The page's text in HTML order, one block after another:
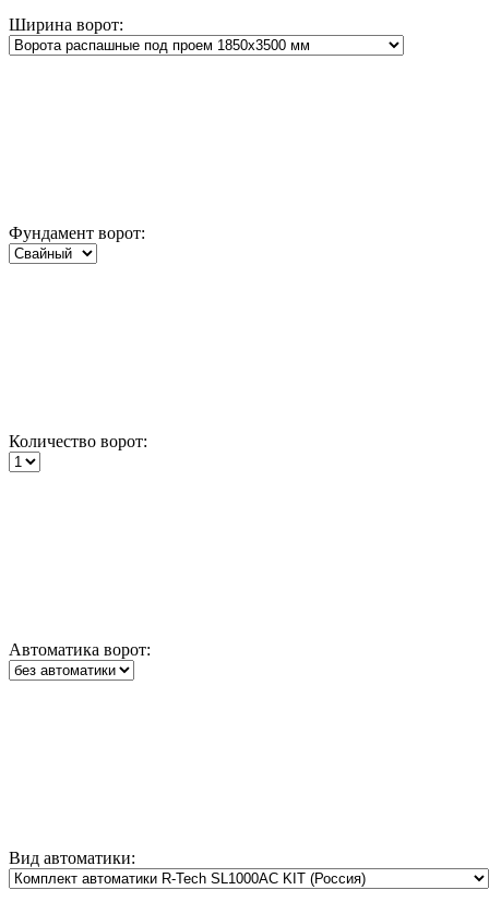
Ширина ворот:
Фундамент ворот:
Количество ворот:
Автоматика ворот:
Вид автоматики: